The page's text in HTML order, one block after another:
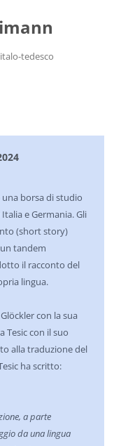
tedesco
una borsa di studio
e Germania. Gli
(short story)
tandem
il racconto del
lingua.
con la sua
Tesic con il suo
alla traduzione del
ha scritto:
a parte
da una lingua